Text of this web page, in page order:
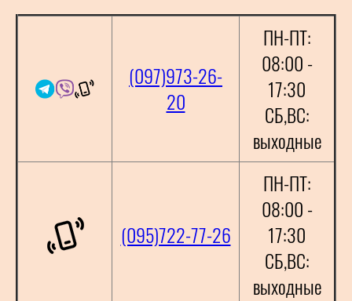
(097)973-26-
20
ПН-ПТ:
08:00 -
17:30
СБ,ВС:
выходные
(095)722-77-26
ПН-ПТ:
08:00 -
17:30
СБ,ВС:
выходные